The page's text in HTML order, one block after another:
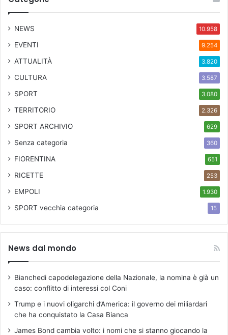
NEWS 10.958
EVENTI 9.254
ATTUALITÀ 3.820
CULTURA 3.587
SPORT 3.080
TERRITORIO 2.326
SPORT ARCHIVIO 629
Senza categoria 360
FIORENTINA 651
RICETTE 253
EMPOLI 1.930
SPORT vecchia categoria 15
News dal mondo
Bianchedi capodelegazione della Nazionale, la nomina è già un
caso: conflitto di interessi col Coni
Trump e i nuovi oligarchi d’America: il governo dei miliardari
che ha conquistato la Casa Bianca
James Bond cambia volto: i nomi che si stanno giocando la